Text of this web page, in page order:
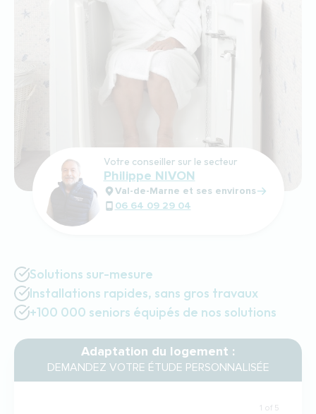
Votre conseiller sur le secteur
Philippe NIVON
Val-de-Marne et ses environs
06 64 09 29 04
Solutions sur-mesure
Installations rapides, sans gros travaux
+100 000 seniors équipés de nos solutions
Adaptation du logement :
DEMANDEZ VOTRE ÉTUDE PERSONNALISÉE
1 of 5